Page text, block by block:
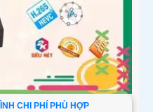
CHI PHÍ PHÙ HỢP